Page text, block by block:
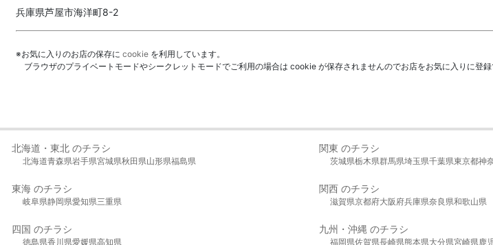
兵庫県芦屋市海洋町8-2
※お気に入りのお店の保存に cookie を利用しています。
ブラウザのプライベートモードやシークレットモードでご利用の場合は cookie が保存されませんのでお店をお気に入りに登録
北海道・東北 のチラシ
北海道青森県岩手県宮城県秋田県山形県福島県
関東 のチラシ
茨城県栃木県群馬県埼玉県千葉県東京都神
東海 のチラシ
岐阜県静岡県愛知県三重県
関西 のチラシ
滋賀県京都府大阪府兵庫県奈良県和歌山県
四国 のチラシ
徳島県香川県愛媛県高知県
九州・沖縄 のチラシ
福岡県佐賀県長崎県熊本県大分県宮崎県鹿